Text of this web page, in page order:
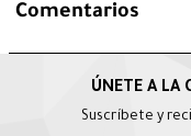
Comentarios
Suscríbete y